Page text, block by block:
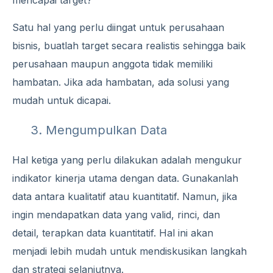
Satu hal yang perlu diingat untuk perusahaan
bisnis, buatlah target secara realistis sehingga baik
perusahaan maupun anggota tidak memiliki
hambatan. Jika ada hambatan, ada solusi yang
mudah untuk dicapai.
3. Mengumpulkan Data
Hal ketiga yang perlu dilakukan adalah mengukur
indikator kinerja utama dengan data. Gunakanlah
data antara kualitatif atau kuantitatif. Namun, jika
ingin mendapatkan data yang valid, rinci, dan
detail, terapkan data kuantitatif. Hal ini akan
menjadi lebih mudah untuk mendiskusikan langkah
dan strategi selanjutnya.